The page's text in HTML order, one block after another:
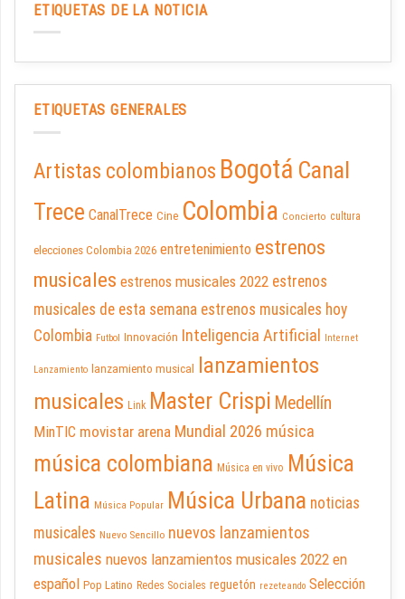
ETIQUETAS DE LA NOTICIA
ETIQUETAS GENERALES
Artistas colombianos Bogotá Canal
Trece CanalTrece Cine Colombia Concierto cultura
elecciones Colombia 2026 entretenimiento estrenos
musicales estrenos musicales 2022 estrenos
musicales de esta semana estrenos musicales hoy
Colombia Futbol Innovación Inteligencia Artificial Internet
Lanzamiento lanzamiento musical
lanzamientos
musicales Link Master Crispi Medellín
MinTIC movistar arena Mundial 2026 música
música colombiana Música en vivo Música
Latina Música Popular Música Urbana noticias
musicales Nuevo Sencillo nuevos lanzamientos
musicales nuevos lanzamientos musicales 2022 en
español Pop Latino Redes Sociales reguetón rezeteando Selección